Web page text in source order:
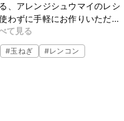
、アレンジシュウマイのレシ
わずに手軽にお作りいただけ
えると見た目も華やかにな
ね。
て見る
#玉ねぎ #レンコン